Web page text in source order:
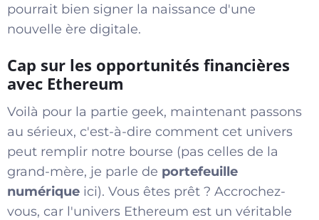
pourrait bien signer la naissance d'une
nouvelle ère digitale.
Cap sur les opportunités financières
avec Ethereum
Voilà pour la partie geek, maintenant passons
au sérieux, c'est-à-dire comment cet univers
peut remplir notre bourse (pas celles de la
grand-mère, je parle de portefeuille
numérique ici). Vous êtes prêt ? Accrochez-
vous, car l'univers Ethereum est un véritable